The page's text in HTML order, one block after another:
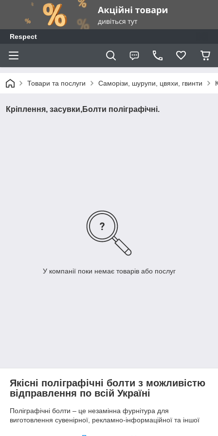
Respect
Товари та послуги Саморізи, шурупи, цвяхи, гвинти
Кріплення, засувки,Болти поліграфічні.
У компанії поки немає товарів або послуг
Якісні поліграфічні болти з можливістю
відправлення по всій Україні
Поліграфічні болти – це незамінна фурнітура для
виготовлення сувенірної, рекламно-інформаційної та іншої